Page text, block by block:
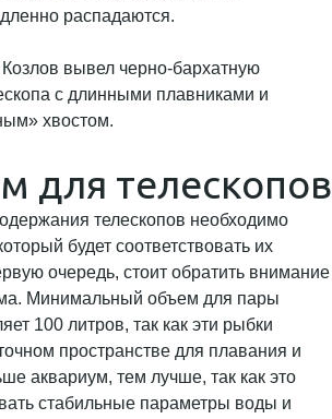
распадаются.
для телескопов
телескопов необходимо
будет соответствовать их
очередь, стоит обратить внимание
Минимальный объем для пары
100 литров, так как эти рыбки
пространстве для плавания и
аквариум, тем лучше, так как это
стабильные параметры воды и